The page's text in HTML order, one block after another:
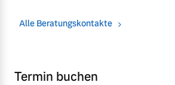
Alle Beratungskontakte
Termin buchen